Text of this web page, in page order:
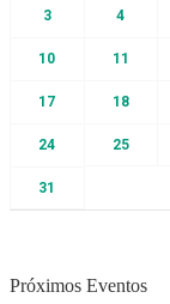
3 4
10 11
17 18
24 25
31
Próximos Eventos